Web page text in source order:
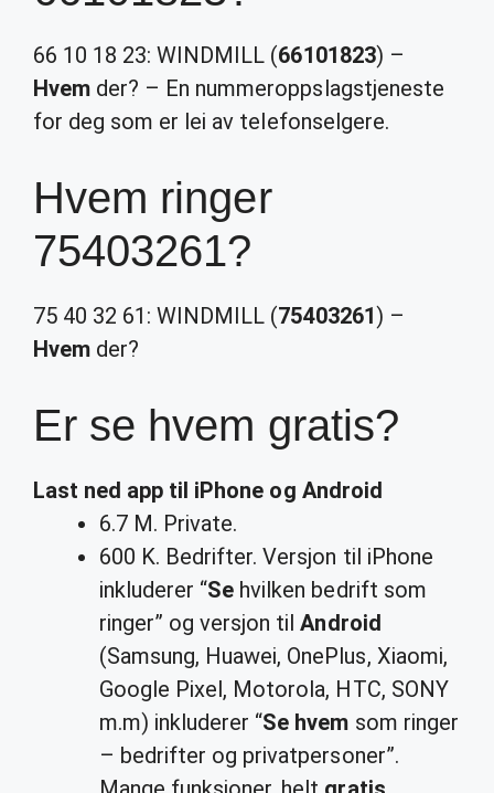
66 10 18 23: WINDMILL (66101823) –
Hvem der? – En nummeroppslagstjeneste
for deg som er lei av telefonselgere.
Hvem ringer
75403261?
75 40 32 61: WINDMILL (75403261) –
Hvem der?
Er se hvem gratis?
Last ned app til iPhone og Android
6.7 M. Private.
600 K. Bedrifter. Versjon til iPhone
inkluderer “Se hvilken bedrift som
ringer” og versjon tilAndroid
(Samsung, Huawei, OnePlus, Xiaomi,
Google Pixel, Motorola, HTC, SONY
m.m) inkluderer “Se hvem som ringer
– bedrifter og privatpersoner”.